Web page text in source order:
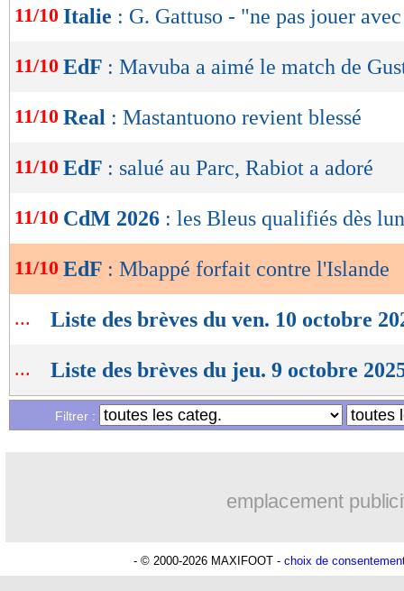
de
OK
11/10 Italie : G. Gattuso - "ne pas jouer
11/10 EdF : Mavuba a aimé le match de
11/10 Real : Mastantuono revient blessé
11/10 EdF : salué au Parc, Rabiot a adoré
11/10 CdM 2026 : les Bleus qualifiés dès
11/10 EdF : Mbappé forfait contre l'Islande
... Liste des brèves du ven. 10 octobre
... Liste des brèves du jeu. 9 octobre
Filtrer :
emplacement
- © 2000-2026 MAXIFOOT - choix de